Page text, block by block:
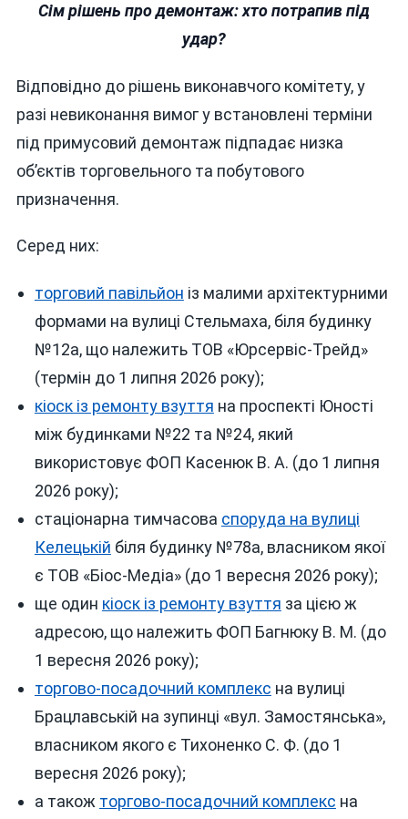
Сім рішень про демонтаж: хто потрапив під
удар?
Відповідно до рішень виконавчого комітету, у
разі невиконання вимог у встановлені терміни
під примусовий демонтаж підпадає низка
об’єктів торговельного та побутового
призначення.
Серед них:
торговий павільйон із малими архітектурними
формами на вулиці Стельмаха, біля будинку
№12а, що належить ТОВ «Юрсервіс-Трейд»
(термін до 1 липня 2026 року);
кіоск із ремонту взуття на проспекті Юності
між будинками №22 та №24, який
використовує ФОП Касенюк В. А. (до 1 липня
2026 року);
стаціонарна тимчасова споруда на вулиці
Келецькій біля будинку №78а, власником якої
є ТОВ «Біос-Медіа» (до 1 вересня 2026 року);
ще один кіоск із ремонту взуття за цією ж
адресою, що належить ФОП Багнюку В. М. (до
1 вересня 2026 року);
торгово-посадочний комплекс на вулиці
Брацлавській на зупинці «вул. Замостянська»,
власником якого є Тихоненко С. Ф. (до 1
вересня 2026 року);
а також торгово-посадочний комплекс на